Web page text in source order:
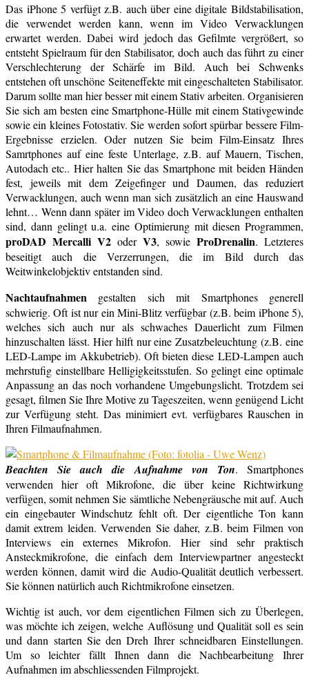
Das iPhone 5 verfügt z.B. auch über eine digitale Bildstabilisation,
die verwendet werden kann, wenn im Video Verwacklungen
erwartet werden. Dabei wird jedoch das Gefilmte vergrößert, so
entsteht Spielraum für den Stabilisator, doch auch das führt zu einer
Verschlechterung der Schärfe im Bild. Auch bei Schwenks
entstehen oft unschöne Seiteneffekte mit eingeschalteten Stabilisator.
Darum sollte man hier besser mit einem Stativ arbeiten. Organisieren
Sie sich am besten eine Smartphone-Hülle mit einem Stativgewinde
sowie ein kleines Fotostativ. Sie werden sofort spürbar bessere Film-
Ergebnisse erzielen. Oder nutzen Sie beim Film-Einsatz Ihres
Samrtphones auf eine feste Unterlage, z.B. auf Mauern, Tischen,
Autodach etc.. Hier halten Sie das Smartphone mit beiden Händen
fest, jeweils mit dem Zeigefinger und Daumen, das reduziert
Verwacklungen, auch wenn man sich zusätzlich an eine Hauswand
lehnt… Wenn dann später im Video doch Verwacklungen enthalten
sind, dann gelingt u.a. eine Optimierung mit diesen Programmen,
proDAD Mercalli V2 oderV3, sowie ProDrenalin. Letzteres
beseitigt auch die Verzerrungen, die im Bild durch das
Weitwinkelobjektiv entstanden sind.
Nachtaufnahmen gestalten sich mit Smartphones generell
schwierig. Oft ist nur ein Mini-Blitz verfügbar (z.B. beim iPhone 5),
welches sich auch nur als schwaches Dauerlicht zum Filmen
hinzuschalten lässt. Hier hilft nur eine Zusatzbeleuchtung (z.B. eine
LED-Lampe im Akkubetrieb). Oft bieten diese LED-Lampen auch
mehrstufig einstellbare Helligigkeitsstufen. So gelingt eine optimale
Anpassung an das noch vorhandene Umgebungslicht. Trotzdem sei
gesagt, filmen Sie Ihre Motive zu Tageszeiten, wenn genügend Licht
zur Verfügung steht. Das minimiert evt. verfügbares Rauschen in
Ihren Filmaufnahmen.
Beachten Sie auch die Aufnahme von Ton. Smartphones
verwenden hier oft Mikrofone, die über keine Richtwirkung
verfügen, somit nehmen Sie sämtliche Nebengräusche mit auf. Auch
ein eingebauter Windschutz fehlt oft. Der eigentliche Ton kann
damit extrem leiden. Verwenden Sie daher, z.B. beim Filmen von
Interviews ein externes Mikrofon. Hier sind sehr praktisch
Ansteckmikrofone, die einfach dem Interviewpartner angesteckt
werden können, damit wird die Audio-Qualität deutlich verbessert.
Sie können natürlich auch Richtmikrofone einsetzen.
Wichtig ist auch, vor dem eigentlichen Filmen sich zu Überlegen,
was möchte ich zeigen, welche Auflösung und Qualität soll es sein
und dann starten Sie den Dreh Ihrer schneidbaren Einstellungen.
Um so leichter fällt Ihnen dann die Nachbearbeitung Ihrer
Aufnahmen im abschliessenden Filmprojekt.